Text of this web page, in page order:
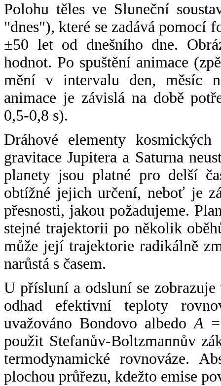
Polohu těles ve Sluneční
"dnes"), které se zadává pomocí
±50 let od dnešního dne.
hodnot. Po spuštění animace
mění v intervalu den, měsíc
animace je závislá na době
0,5-0,8 s).
Dráhové elementy
gravitace Jupitera a Saturna
planety jsou platné pro delší
obtížné jejich určení, neboť je
přesnosti, jakou požadujeme.
stejné trajektorii po několik
může její trajektorie radikálně
narůstá s časem.
U přísluní a odsluní se
odhad efektivní teploty
uvažováno Bondovo albedoA
použit Stefanův-Boltzmannův
termodynamické rovnováze.
plochou průřezu, kdežto emise